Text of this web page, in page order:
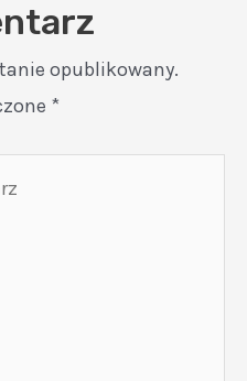
opublikowany.
*